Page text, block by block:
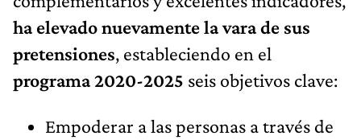
ha elevado nuevamente la vara de sus
pretensiones, estableciendo en el
programa 2020-2025 seis objetivos clave:
Empoderar a las personas a través de